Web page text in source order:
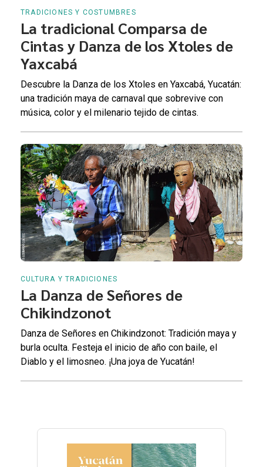
TRADICIONES Y COSTUMBRES
La tradicional Comparsa de
Cintas y Danza de los Xtoles de
Yaxcabá
Descubre la Danza de los Xtoles en Yaxcabá, Yucatán:
una tradición maya de carnaval que sobrevive con
música, color y el milenario tejido de cintas.
CULTURA Y TRADICIONES
La Danza de Señores de
Chikindzonot
Danza de Señores en Chikindzonot: Tradición maya y
burla oculta. Festeja el inicio de año con baile, el
Diablo y el limosneo. ¡Una joya de Yucatán!